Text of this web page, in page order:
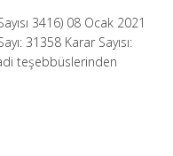
3416) 08 Ocak 2021
31358 Karar Sayısı:
teşebbüslerinden